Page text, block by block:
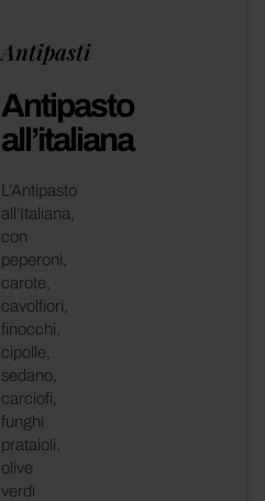
Antipasti
Antipasto
all’italiana
L’Antipasto
all’Italiana,
con
peperoni,
carote,
cavolfiori,
finocchi,
cipolle,
sedano,
carciofi,
funghi
prataioli,
olive
verdi